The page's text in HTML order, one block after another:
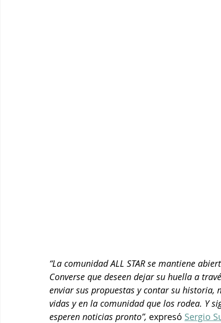
“La comunidad ALL STAR se mantiene
Converse que deseen dejar su huella a
enviar sus propuestas y contar su
vidas y en la comunidad que los rodea. Y
esperen noticias pronto”, expresó Sergio